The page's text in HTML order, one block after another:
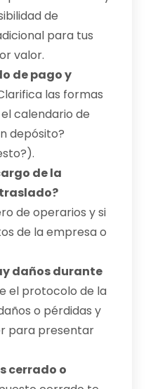
de
para tus
valor.
de pago y
las formas
calendario de
depósito?
de la
de operarios y si
de la empresa o
daños durante
el protocolo de la
o pérdidas y
para presentar
cerrado o